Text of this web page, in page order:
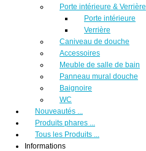
Porte intérieure & Verrière
Porte intérieure
Verrière
Caniveau de douche
Accessoires
Meuble de salle de bain
Panneau mural douche
Baignoire
WC
Nouveautés ...
Produits phares ...
Tous les Produits ...
Informations